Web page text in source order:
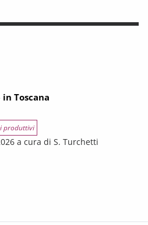
CULTURALI. Ripresa selettiva e
in Toscana
produttivi
a cura di S. Turchetti